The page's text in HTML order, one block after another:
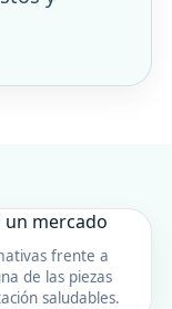
frente a
de las piezas
saludables.